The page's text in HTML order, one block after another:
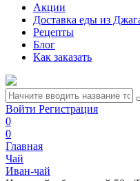
Акции
Доставка еды из
Рецепты
Блог
Как заказать
Войти Регистрация
0
0
Главная
Чай
Иван-чай